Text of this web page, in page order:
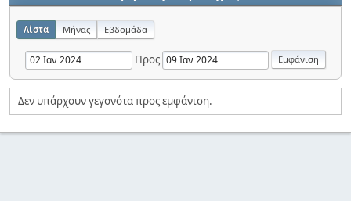
Λίστα Μήνας Εβδομάδα
Προς
Δεν υπάρχουν γεγονότα προς εμφάνιση.